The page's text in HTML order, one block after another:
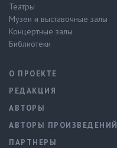
Театры
Музеи и выставочные залы
Концертные залы
Библиотеки
О ПРОЕКТЕ
РЕДАКЦИЯ
АВТОРЫ
АВТОРЫ ПРОИЗВЕДЕНИЙ
ПАРТНЕРЫ